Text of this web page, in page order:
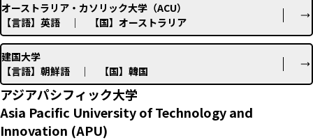
オーストラリア・カソリック大学（ACU）
【言語】英語 ｜ 【国】オーストラリア
建国大学
【言語】朝鮮語 ｜ 【国】韓国
アジアパシフィック大学
Asia Pacific University of Technology and
Innovation (APU)